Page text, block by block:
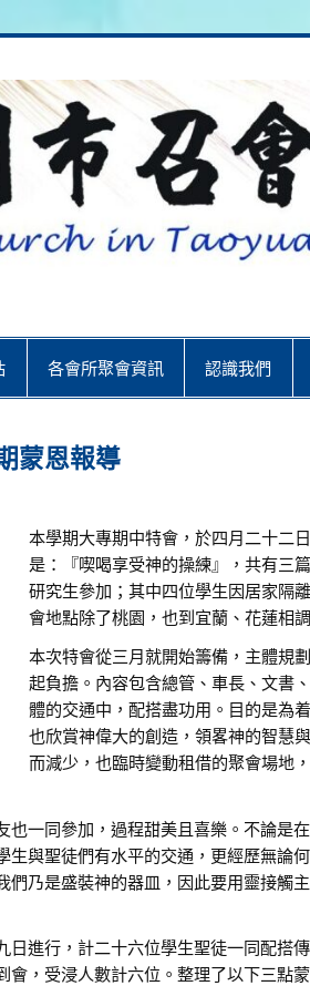
各會所聚會資訊 認識我們
蒙恩報導
本學期大專期中特會，於四月二十二
是：『喫喝享受神的操練』，共有三
研究生參加；其中四位學生因居家隔
會地點除了桃園，也到宜蘭、花蓮相調
本次特會從三月就開始籌備，主體規
起負擔。內容包含總管、車長、文書
體的交通中，配搭盡功用。目的是為
也欣賞神偉大的創造，領畧神的智慧
而減少，也臨時變動租借的聚會場地
一同參加，過程甜美且喜樂。不論是
與聖徒們有水平的交通，更經歷無論
乃是盛裝神的器皿，因此要用靈接觸
進行，計二十六位學生聖徒一同配搭
，受浸人數計六位。整理了以下三點蒙